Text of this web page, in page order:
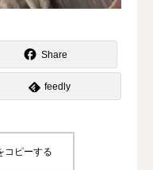
Share
feedly
コピーする